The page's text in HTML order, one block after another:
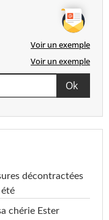
Voir un exemple
Voir un exemple
décontractées
chérie Ester